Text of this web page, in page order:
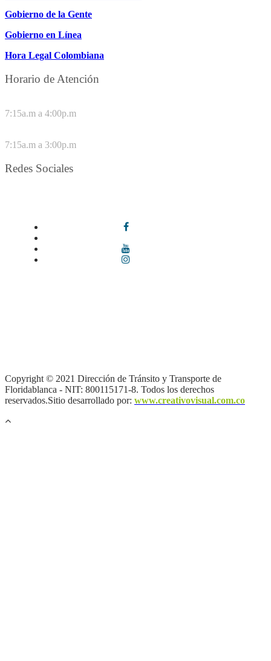
Gobierno de la Gente
Gobierno en Línea
Hora Legal Colombiana
Horario de Atención
7:15a.m a 4:00p.m
7:15a.m a 3:00p.m
Redes Sociales
Copyright © 2021 Dirección de Tránsito y Transporte de
Floridablanca - NIT: 800115171-8. Todos los derechos
reservados.Sitio desarrollado por: www.creativovisual.com.co